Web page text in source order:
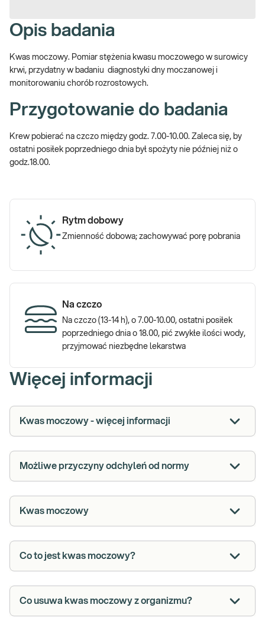
Opis badania
Kwas moczowy. Pomiar stężenia kwasu moczowego w surowicy
krwi, przydatny w badaniu diagnostyki dny moczanowej i
monitorowaniu chorób rozrostowych.
Przygotowanie do badania
Krew pobierać na czczo między godz. 7.00-10.00. Zaleca się, by
ostatni posiłek poprzedniego dnia był spożyty nie później niż o
godz.18.00.
Rytm dobowy
Zmienność dobowa; zachowywać porę pobrania
Na czczo
Na czczo (13-14 h), o 7.00-10.00, ostatni posiłek
poprzedniego dnia o 18.00, pić zwykłe ilości wody,
przyjmować niezbędne lekarstwa
Więcej informacji
Kwas moczowy - więcej informacji
Możliwe przyczyny odchyleń od normy
Kwas moczowy
Co to jest kwas moczowy?
Co usuwa kwas moczowy z organizmu?